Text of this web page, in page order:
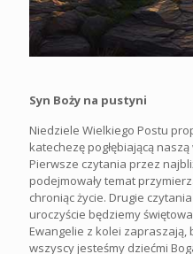
Syn Boży na pustyni
Niedziele Wielkiego Postu
katechezę pogłębiającą
Pierwsze czytania przez
podejmowały temat
chroniąc życie. Drugie
uroczyście będziemy
Ewangelie z kolei zapraszają,
wszyscy jesteśmy dziećmi